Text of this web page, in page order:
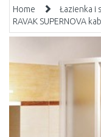
Home Łazienka i
RAVAK SUPERNOVA